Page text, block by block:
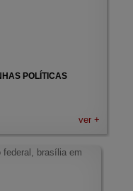
POLÍTICAS
ver +